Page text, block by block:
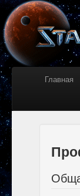
Главная